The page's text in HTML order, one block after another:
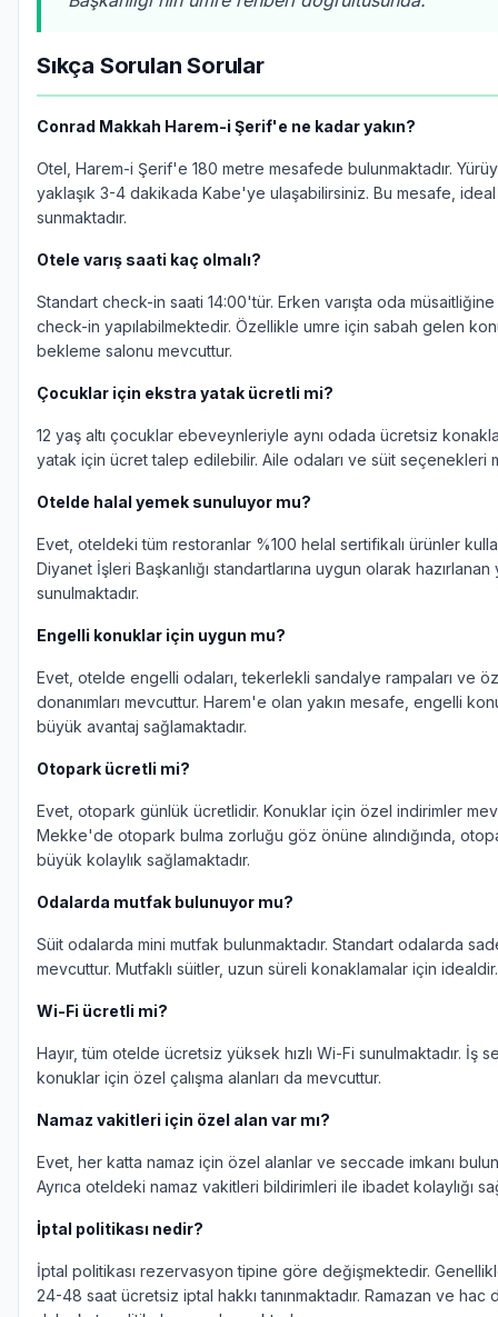
Sıkça Sorulan Sorular
Conrad Makkah Harem-i Şerif'e ne kadar yakın?
Otel, Harem-i Şerif'e 180 metre mesafede bulunmaktadır.
yaklaşık 3-4 dakikada Kabe'ye ulaşabilirsiniz. Bu mesafe,
sunmaktadır.
Otele varış saati kaç olmalı?
Standart check-in saati 14:00'tür. Erken varışta oda
check-in yapılabilmektedir. Özellikle umre için sabah gelen
bekleme salonu mevcuttur.
Çocuklar için ekstra yatak ücretli mi?
12 yaş altı çocuklar ebeveynleriyle aynı odada ücretsiz
yatak için ücret talep edilebilir. Aile odaları ve süit seçenekleri
Otelde halal yemek sunuluyor mu?
Evet, oteldeki tüm restoranlar %100 helal sertifikalı ürünler
Diyanet İşleri Başkanlığı standartlarına uygun olarak
sunulmaktadır.
Engelli konuklar için uygun mu?
Evet, otelde engelli odaları, tekerlekli sandalye rampaları ve
donanımları mevcuttur. Harem'e olan yakın mesafe, engelli
büyük avantaj sağlamaktadır.
Otopark ücretli mi?
Evet, otopark günlük ücretlidir. Konuklar için özel indirimler
Mekke'de otopark bulma zorluğu göz önüne alındığında,
büyük kolaylık sağlamaktadır.
Odalarda mutfak bulunuyor mu?
Süit odalarda mini mutfak bulunmaktadır. Standart odalarda
mevcuttur. Mutfaklı süitler, uzun süreli konaklamalar için idealdir.
Wi-Fi ücretli mi?
Hayır, tüm otelde ücretsiz yüksek hızlı Wi-Fi sunulmaktadır. İş
konuklar için özel çalışma alanları da mevcuttur.
Namaz vakitleri için özel alan var mı?
Evet, her katta namaz için özel alanlar ve seccade imkanı
Ayrıca oteldeki namaz vakitleri bildirimleri ile ibadet kolaylığı
İptal politikası nedir?
İptal politikası rezervasyon tipine göre değişmektedir.
24-48 saat ücretsiz iptal hakkı tanınmaktadır. Ramazan ve hac